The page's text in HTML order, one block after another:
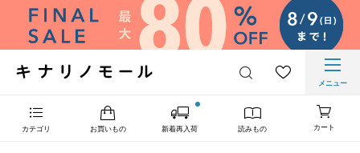
メニュー
カテゴリ お買いもの 新着再入荷 読みもの カート